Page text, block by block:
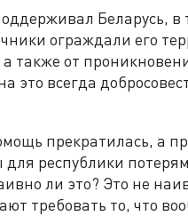
Беларусь, в
ограждали его
также от
это всегда
прекратилась, а
республики
ли это? Это не
требовать то, что